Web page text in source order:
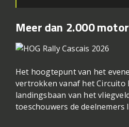
Meer dan 2.000
Het hoogtepunt van het
vertrokken vanaf het Circuito
landingsbaan van het
toeschouwers de